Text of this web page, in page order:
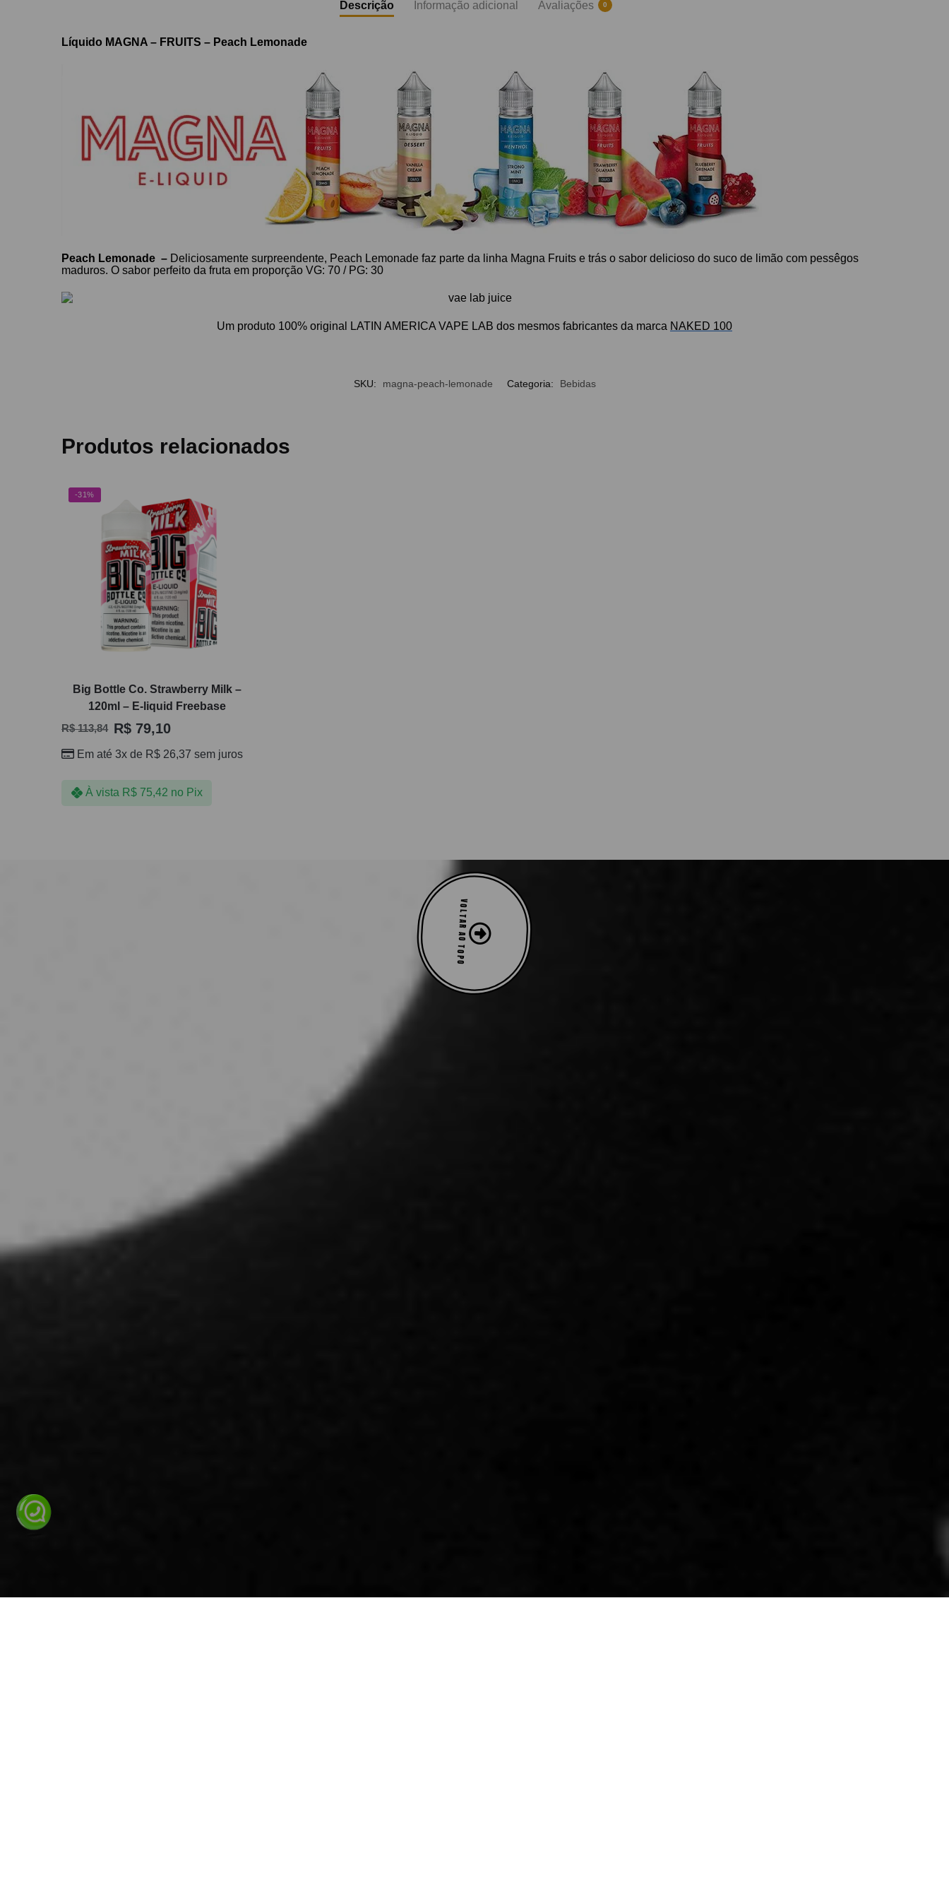
Descrição Informação adicional Avaliações 0
Líquido MAGNA – FRUITS – Peach Lemonade
Peach Lemonade – Deliciosamente surpreendente, Peach Lemonade faz parte da linha Magna Fruits e trás o sabor delicioso do suco de limão com pessêgos
maduros. O sabor perfeito da fruta em proporçãoVG: 70 / PG: 30
Um produto 100% original LATIN AMERICA VAPE LAB dos mesmos fabricantes da marca NAKED 100
SKU: magna-peach-lemonade Categoria: Bebidas
Produtos relacionados
-31%
Big Bottle Co. Strawberry Milk –
120ml – E-liquid Freebase
R$113,84 R$ 79,10
Em até 3x de R$ 26,37 sem juros
À vista R$75,42 no Pix
VOLTAR AO TOPO